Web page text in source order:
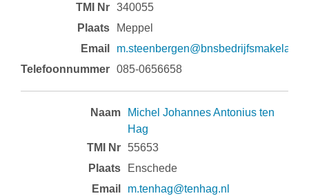
340055
Meppel
085-0656658
Michel Johannes Antonius ten
Hag
55653
Enschede
m.tenhag@tenhag.nl